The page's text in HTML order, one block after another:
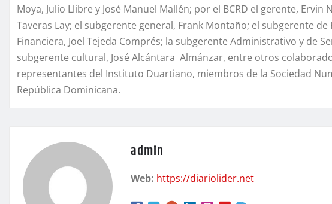
Moya, Julio Llibre y José Manuel Mallén; por el BCRD el gerente, Ervin
Taveras Lay; el subgerente general, Frank Montaño; el subgerente
Financiera, Joel Tejeda Comprés; la subgerente Administrativo y de
subgerente cultural, José Alcántara Almánzar, entre otros
representantes del Instituto Duartiano, miembros de la Sociedad
República Dominicana.
admin
Web: https://diariolider.net